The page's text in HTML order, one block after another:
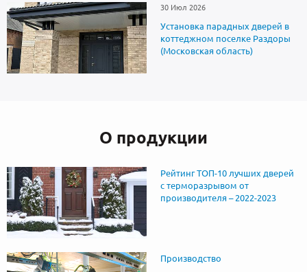
30 Июл 2026
Установка парадных дверей в
коттеджном поселке Раздоры
(Московская область)
О продукции
Рейтинг ТОП-10 лучших дверей
с терморазрывом от
производителя – 2022-2023
Производство